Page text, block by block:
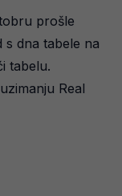
prošle
s dna tabele na
tabelu.
Real